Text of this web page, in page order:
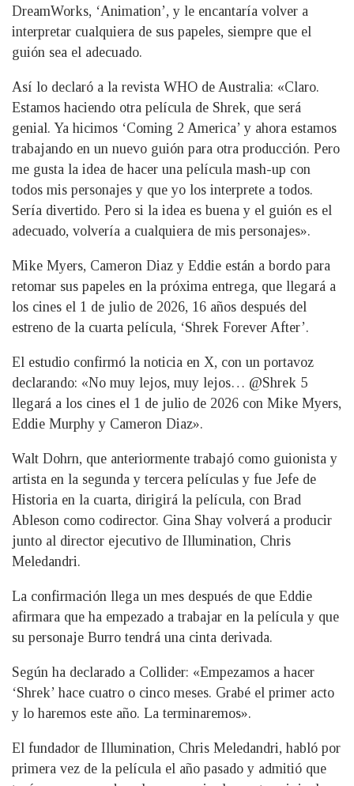
DreamWorks, ‘Animation’, y le encantaría volver a
interpretar cualquiera de sus papeles, siempre que el
guión sea el adecuado.
Así lo declaró a la revista WHO de Australia: «Claro.
Estamos haciendo otra película de Shrek, que será
genial. Ya hicimos ‘Coming 2 America’ y ahora estamos
trabajando en un nuevo guión para otra producción. Pero
me gusta la idea de hacer una película mash-up con
todos mis personajes y que yo los interprete a todos.
Sería divertido. Pero si la idea es buena y el guión es el
adecuado, volvería a cualquiera de mis personajes».
Mike Myers, Cameron Diaz y Eddie están a bordo para
retomar sus papeles en la próxima entrega, que llegará a
los cines el 1 de julio de 2026, 16 años después del
estreno de la cuarta película, ‘Shrek Forever After’.
El estudio confirmó la noticia en X, con un portavoz
declarando: «No muy lejos, muy lejos… @Shrek 5
llegará a los cines el 1 de julio de 2026 con Mike Myers,
Eddie Murphy y Cameron Diaz».
Walt Dohrn, que anteriormente trabajó como guionista y
artista en la segunda y tercera películas y fue Jefe de
Historia en la cuarta, dirigirá la película, con Brad
Ableson como codirector. Gina Shay volverá a producir
junto al director ejecutivo de Illumination, Chris
Meledandri.
La confirmación llega un mes después de que Eddie
afirmara que ha empezado a trabajar en la película y que
su personaje Burro tendrá una cinta derivada.
Según ha declarado a Collider: «Empezamos a hacer
‘Shrek’ hace cuatro o cinco meses. Grabé el primer acto
y lo haremos este año. La terminaremos».
El fundador de Illumination, Chris Meledandri, habló por
primera vez de la película el año pasado y admitió que